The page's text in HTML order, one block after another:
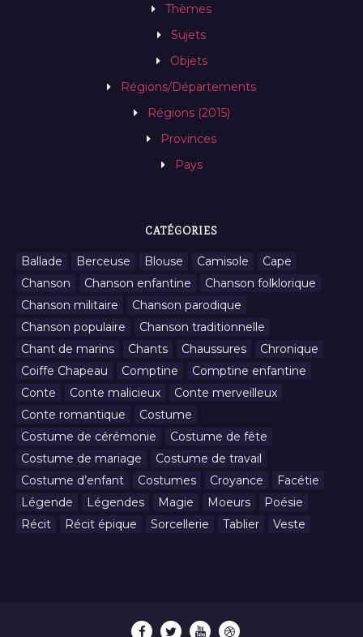
Thèmes
Sujets
Objets
Régions/Départements
Régions (2015)
Provinces
Pays
CATÉGORIES
Ballade Berceuse Blouse Camisole
Cape
Chanson
Chanson enfantine
Chanson folklorique
Chanson militaire
Chanson parodique
Chanson populaire
Chanson traditionnelle
Chant de marins
Chants Chaussures
Chronique
Coiffe Chapeau
Comptine
Comptine enfantine
Conte
Conte malicieux
Conte merveilleux
Conte romantique
Costume
Costume de cérémonie
Costume de fête
Costume de mariage
Costume de travail
Costume d’enfant
Costumes Croyance
Facétie
Légende
Légendes Magie Moeurs
Poésie
Récit
Récit épique Sorcellerie Tablier Veste